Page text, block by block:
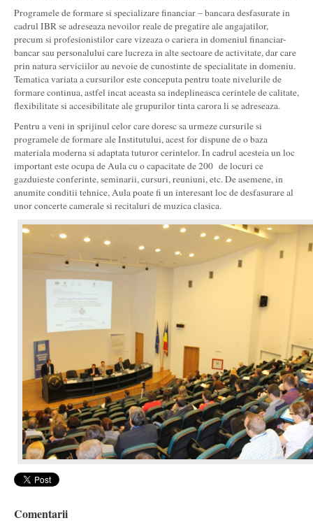
Programele de formare si specializare financiar – bancara desfasurate in
cadrul IBR se adreseaza nevoilor reale de pregatire ale angajatilor,
precum si profesionistilor care vizeaza o cariera in domeniul financiar-
bancar sau personalului care lucreza in alte sectoare de activitate, dar care
prin natura serviciilor au nevoie de cunostinte de specialitate in domeniu.
Tematica variata a cursurilor este conceputa pentru toate nivelurile de
formare continua, astfel incat aceasta sa indeplineasca cerintele de calitate,
flexibilitate si accesibilitate ale grupurilor tinta carora li se adreseaza.
Pentru a veni in sprijinul celor care doresc sa urmeze cursurile si
programele de formare ale Institutului, acest for dispune de o baza
materiala moderna si adaptata tuturor cerintelor. In cadrul acesteia un loc
important este ocupa de Aula cu o capacitate de 200 de locuri ce
gazduieste conferinte, seminarii, cursuri, reuniuni, etc. De asemene, in
anumite conditii tehnice, Aula poate fi un interesant loc de desfasurare al
unor concerte camerale si recitaluri de muzica clasica.
Comentarii